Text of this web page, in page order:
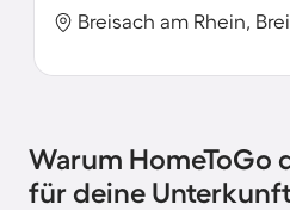
Warum HomeToGo
für deine